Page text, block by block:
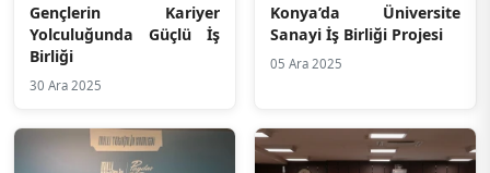
Gençlerin Kariyer
Yolculuğunda Güçlü İş
Birliği
30 Ara 2025
Konya’da Üniversite
Sanayi İş Birliği Projesi
05 Ara 2025